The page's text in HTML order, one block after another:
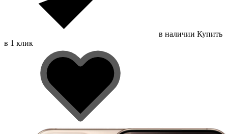
в наличии Купить
в 1 клик